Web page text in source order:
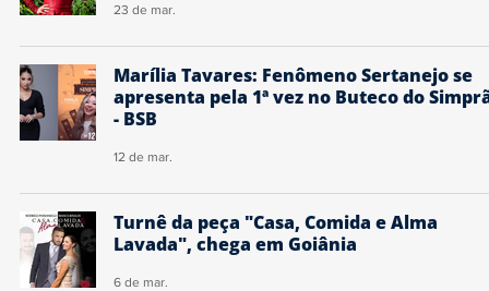
23 de mar.
Marília Tavares: Fenômeno Sertanejo se
apresenta pela 1ª vez no Buteco do
- BSB
12 de mar.
Turnê da peça "Casa, Comida e Alma
Lavada", chega em Goiânia
6 de mar.